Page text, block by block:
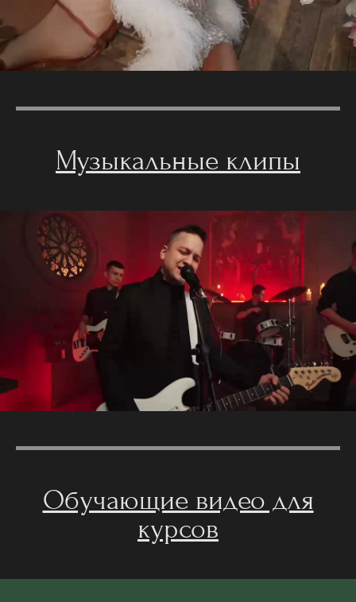
Музыкальные клипы
Обучающие видео для
курсов